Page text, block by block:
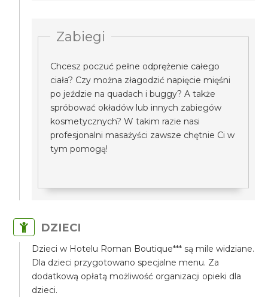
Zabiegi
Chcesz poczuć pełne odprężenie całego
ciała? Czy można złagodzić napięcie mięśni
po jeździe na quadach i buggy? A także
spróbować okładów lub innych zabiegów
kosmetycznych? W takim razie nasi
profesjonalni masażyści zawsze chętnie Ci w
tym pomogą!
DZIECI
Dzieci w Hotelu Roman Boutique*** są mile widziane.
Dla dzieci przygotowano specjalne menu. Za
dodatkową opłatą możliwość organizacji opieki dla
dzieci.